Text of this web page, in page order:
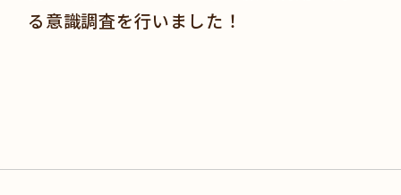
る意識調査を行いました！